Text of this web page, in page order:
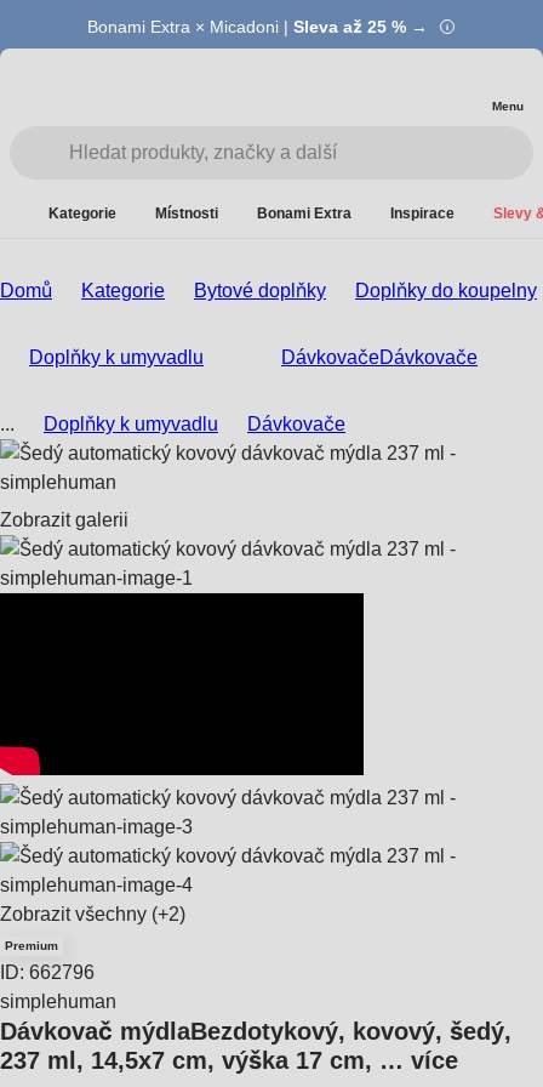
Bonami Extra × Micadoni | Sleva až 25 % →
Summer Sale | Ušetřete až 40 % →
Menu
Kategorie Místnosti Bonami Extra Inspirace Slevy
Domů Kategorie Bytové doplňky Doplňky do koupelny
Doplňky k umyvadlu DávkovačeDávkovače
... Doplňky k umyvadlu Dávkovače
Zobrazit galerii
Zobrazit všechny (+2)
Premium
ID: 662796
simplehuman
Dávkovač mýdlaBezdotykový, kovový, šedý,
237 ml, 14,5x7 cm, výška 17 cm, … více